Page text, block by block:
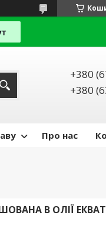
+380
+380
Про нас
В ОЛІЇ